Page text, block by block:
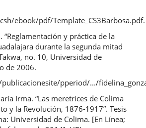
ebook/pdf/Template_CS3Barbosa.pdf.
“Reglamentación y práctica de la
durante la segunda mitad
no. 10, Universidad de
de 2006.
pperiod/.../
Irma. “Las meretrices de Colima
y la Revolución, 1876-1917”. Tesis
Universidad de Colima. [En Línea;